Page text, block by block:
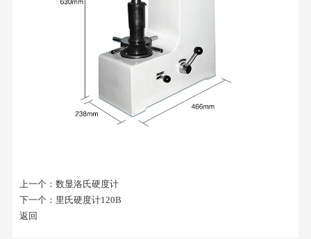
上一个： 数显洛氏硬度计
下一个： 里氏硬度计120B
返回